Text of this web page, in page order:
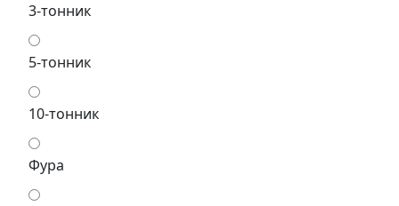
3-тонник
5-тонник
10-тонник
Фура